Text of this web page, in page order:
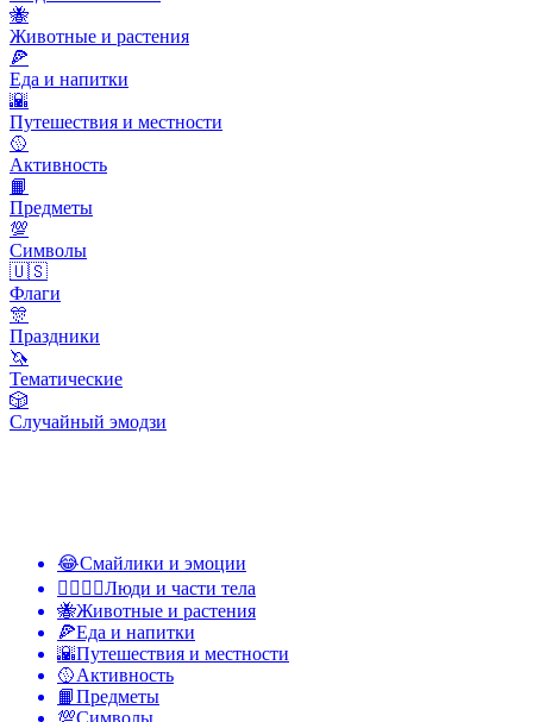
🐝
Животные и растения
🍕
Еда и напитки
🌇
Путешествия и местности
🥎
Активность
📙
Предметы
💯
Символы
🇺🇸
Флаги
🎊
Праздники
🦄
Тематические
🎲
Случайный эмодзи
😂Смайлики и эмоции
👩‍❤️‍💋‍👨Люди и части тела
🐝Животные и растения
🍕Еда и напитки
🌇Путешествия и местности
🥎Активность
📙Предметы
💯Символы